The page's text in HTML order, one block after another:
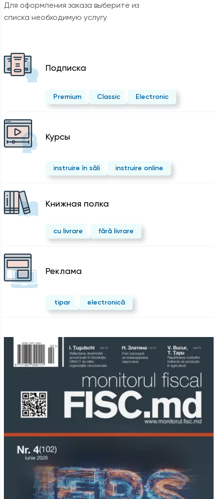
Для оформления заказа выберите из
списка необходимую услугу
Подписка
Premium Classic Electronic
Курсы
instruire în săli instruire online
Kнижная полка
cu livrare fără livrare
Реклама
tipar electronică